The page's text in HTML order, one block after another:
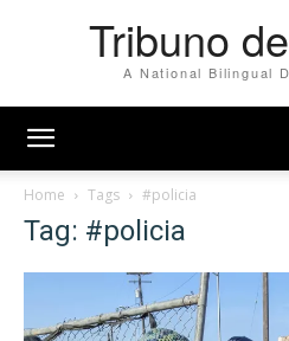
Tribuno
A National Bilingual
Home Tags #policia
Tag: #policia